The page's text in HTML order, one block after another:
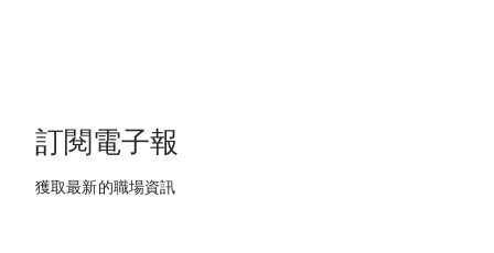
訂閱電子報
獲取最新的職場資訊